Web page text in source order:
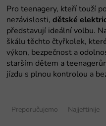
Pro teenagery, kteří touží
nezávislosti, dětské
představují ideální volbu.
škálu těchto čtyřkolek,
výkon, bezpečnost a
starším dětem a
jízdu s plnou kontrolou a
Preporučujemo Najjeftinije